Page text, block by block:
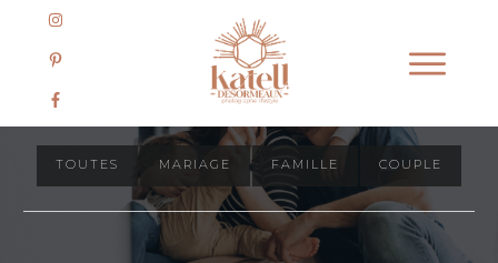
Journal des séances
TOUTES MARIAGE FAMILLE COUPLE